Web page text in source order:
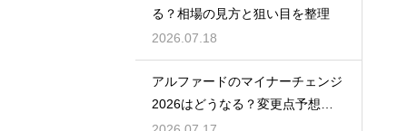
る？相場の見方と狙い目を整理
2026.07.18
アルファードのマイナーチェンジ
2026はどうなる？変更点予想と
買い時